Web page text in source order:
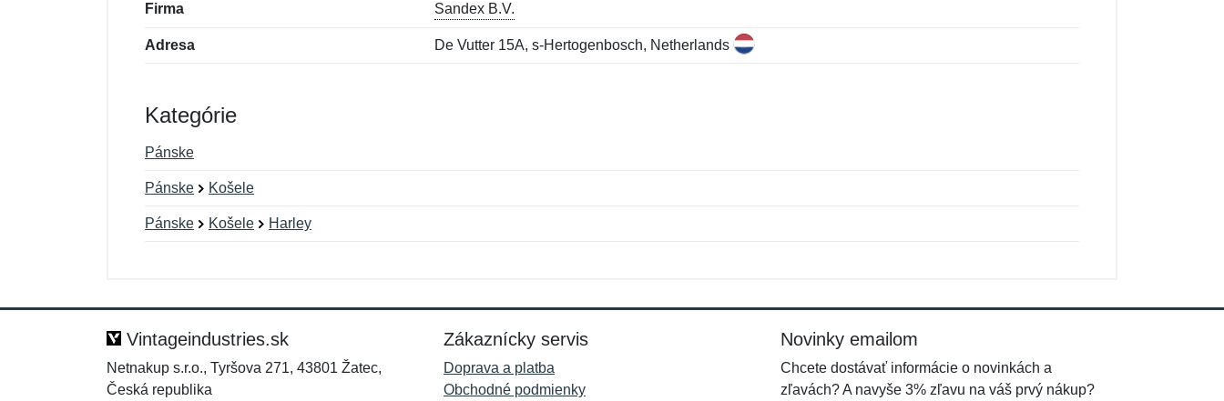
Firma Sandex B.V.
Adresa De Vutter 15A, s-Hertogenbosch, Netherlands
Kategórie
Pánske
Pánske Košele
Pánske Košele Harley
Správa*
Správa*
Vintageindustries.sk
Netnakup s.r.o., Tyršova 271, 43801 Žatec,
Česká republika
Zákaznícky servis
Doprava a platba
Obchodné podmienky
Novinky emailom
Chcete dostávať informácie o novinkách a
zľavách? A navyše 3% zľavu na váš prvý nákup?